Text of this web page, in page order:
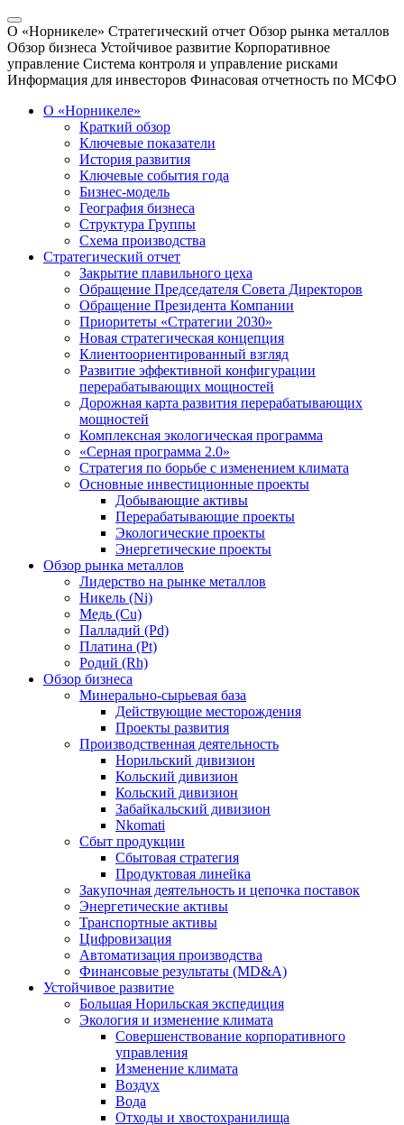
О «Норникеле» Стратегический отчет Обзор рынка металлов
Обзор бизнеса Устойчивое развитие Корпоративное
управление Система контроля и управление рисками
Информация для инвесторов Финасовая отчетность по МСФО
О «Норникеле»
Краткий обзор
Ключевые показатели
История развития
Ключевые события года
Бизнес-модель
География бизнеса
Структура Группы
Схема производства
Стратегический отчет
Закрытие плавильного цеха
Обращение Председателя Совета Директоров
Обращение Президента Компании
Приоритеты «Стратегии 2030»
Новая стратегическая концепция
Клиентоориентированный взгляд
Развитие эффективной конфигурации
перерабатывающих мощностей
Дорожная карта развития перерабатывающих
мощностей
Комплексная экологическая программа
«Серная программа 2.0»
Стратегия по борьбе с изменением климата
Основные инвестиционные проекты
Добывающие активы
Перерабатывающие проекты
Экологические проекты
Энергетические проекты
Обзор рынка металлов
Лидерство на рынке металлов
Никель (Ni)
Медь (Cu)
Палладий (Pd)
Платина (Pt)
Родий (Rh)
Обзор бизнеса
Минерально-сырьевая база
Действующие месторождения
Проекты развития
Производственная деятельность
Норильский дивизион
Кольский дивизион
Кольский дивизион
Забайкальский дивизион
Nkomati
Сбыт продукции
Сбытовая стратегия
Продуктовая линейка
Закупочная деятельность и цепочка поставок
Энергетические активы
Транспортные активы
Цифровизация
Автоматизация производства
Финансовые результаты (MD&A)
Устойчивое развитие
Большая Норильская экспедиция
Экология и изменение климата
Совершенствование корпоративного
управления
Изменение климата
Воздух
Вода
Отходы и хвостохранилища